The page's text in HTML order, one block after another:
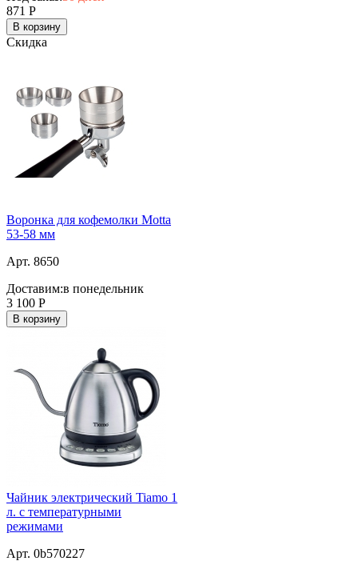
871 Р
В корзину
Скидка
Воронка для кофемолки Motta
53-58 мм
Арт. 8650
Доставим:в понедельник
3 100 Р
В корзину
Чайник электрический Tiamo 1
л. c температурными
режимами
Арт. 0b570227